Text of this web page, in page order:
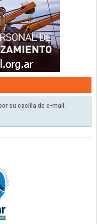
su casilla de e-mail.